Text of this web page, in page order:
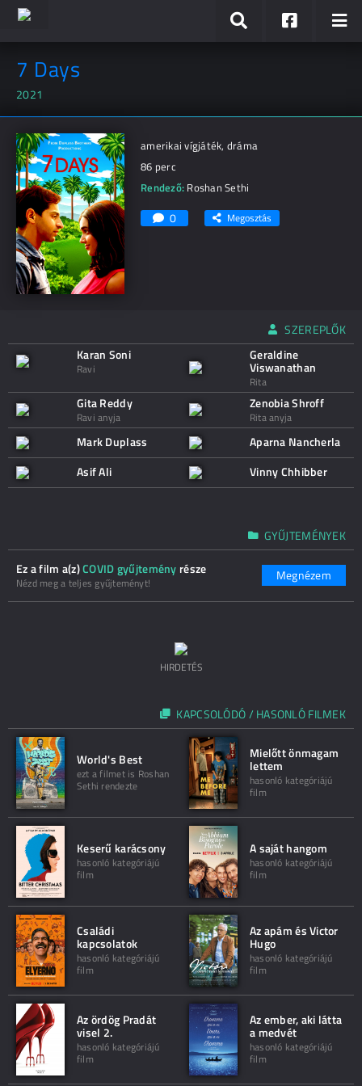
7 Days
2021
amerikai vígjáték, dráma
86 perc
Rendező: Roshan Sethi
0 Megosztás
SZEREPLŐK
Karan Soni
Ravi
Geraldine
Viswanathan
Rita
Gita Reddy
Ravi anyja
Zenobia Shroff
Rita anyja
Mark Duplass
Aparna Nancherla
Asif Ali
Vinny Chhibber
GYŰJTEMÉNYEK
Ez a film a(z)COVID gyűjtemény része
Nézd meg a teljes gyűjteményt! Megnézem
HIRDETÉS
KAPCSOLÓDÓ / HASONLÓ FILMEK
World's Best
ezt a filmet is Roshan
Sethi rendezte
Mielőtt önmagam
lettem
hasonló kategóriájú
film
Keserű karácsony
hasonló kategóriájú
film
A saját hangom
hasonló kategóriájú
film
Családi
kapcsolatok
hasonló kategóriájú
film
Az apám és Victor
Hugo
hasonló kategóriájú
film
Az ördög Pradát
visel 2.
hasonló kategóriájú
film
Az ember, aki látta
a medvét
hasonló kategóriájú
film